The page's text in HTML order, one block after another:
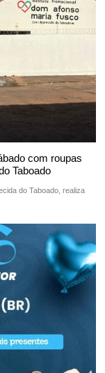
com roupas
Taboado
do Taboado, realiza